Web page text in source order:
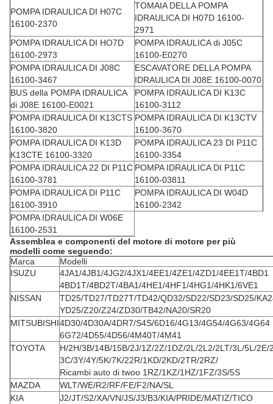
POMPA IDRAULICA DI H07C
16100-2370
TOMAIA DELLA POMPA
IDRAULICA DI H07D 16100-
2971
POMPA IDRAULICA DI HO7D
16100-2973
POMPA IDRAULICA di J05C
16100-E0270
POMPA IDRAULICA DI J08C
16100-3467
ESCAVATORE DELLA POMPA
IDRAULICA DI J08E 16100-0070
BUS della POMPA IDRAULICA
di J08E 16100-E0021
POMPA IDRAULICA DI K13C
16100-3112
POMPA IDRAULICA DI K13CTS
16100-3820
POMPA IDRAULICA DI K13CTV
16100-3670
POMPA IDRAULICA DI K13D
K13CTE 16100-3320
POMPA IDRAULICA 23 DI P11C
16100-3354
POMPA IDRAULICA 22 DI P11C
16100-3781
POMPA IDRAULICA DI P11C
16100-03811
POMPA IDRAULICA DI P11C
16100-3910
POMPA IDRAULICA DI W04D
16100-2342
POMPA IDRAULICA DI W06E
16100-2531
Assemblea e componenti del motore di motore per più
modelli come seguendo:
Marca
Modelli
ISUZU
4JA1/4JB1/4JG2/4JX1/4EE1/4ZE1/4ZD1/4EE1T/4BD1
4BD1T/4BD2T/4BA1/4HE1/4HF1/4HG1/4HK1/6VE1
NISSAN
TD25/TD27/TD27T/TD42/QD32/SD22/SD23/SD25/
YD25/Z20/Z24/ZD30/TB42/NA20/SR20
MITSUBISHI4D30/4D30A/4DR7/S4S/6D16/4G13/4G54/4G63/4G64
6G72/4D55/4D56/4M40T/4M41
TOYOTA
H/2H/3B/14B/15B/2J/1Z/2Z/1DZ/2L/2L2/2LT/3L/5L/2E/
3C/3Y/4Y/5K/7K/22R/1KD/2KD/2TR/2RZ/
Ricambi auto di twoo 1RZ/1KZ/1HZ/1FZ/3S/5S
MAZDA
WLT/WE/R2/RF/FE/F2/NA/SL
KIA
J2/JT/S2/XA/VN/JS/J3/B3/KIA/PRIDE/MATIZ/TICO